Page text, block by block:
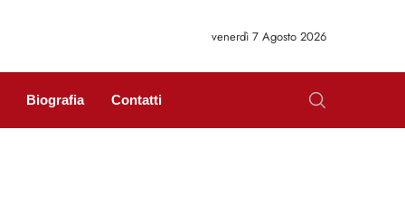
venerdì 7 Agosto 2026
Biografia Contatti